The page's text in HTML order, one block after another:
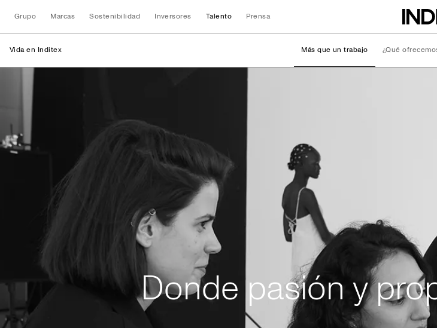
Grupo Marcas Sostenibilidad Inversores Talento Prensa
Vida en Inditex Más que un trabajo ¿Qué
Vida en Inditex
Donde pasión y